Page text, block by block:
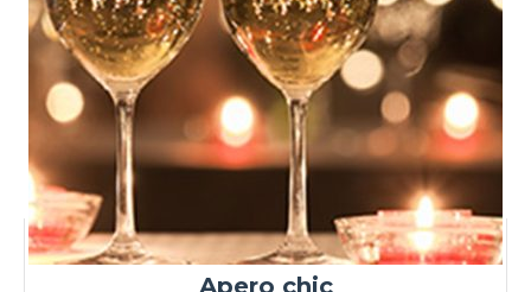
Apero chic